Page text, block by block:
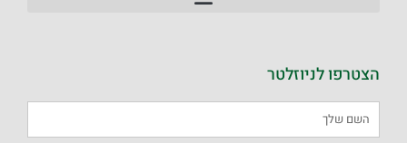
הצטרפו לניוזלטר